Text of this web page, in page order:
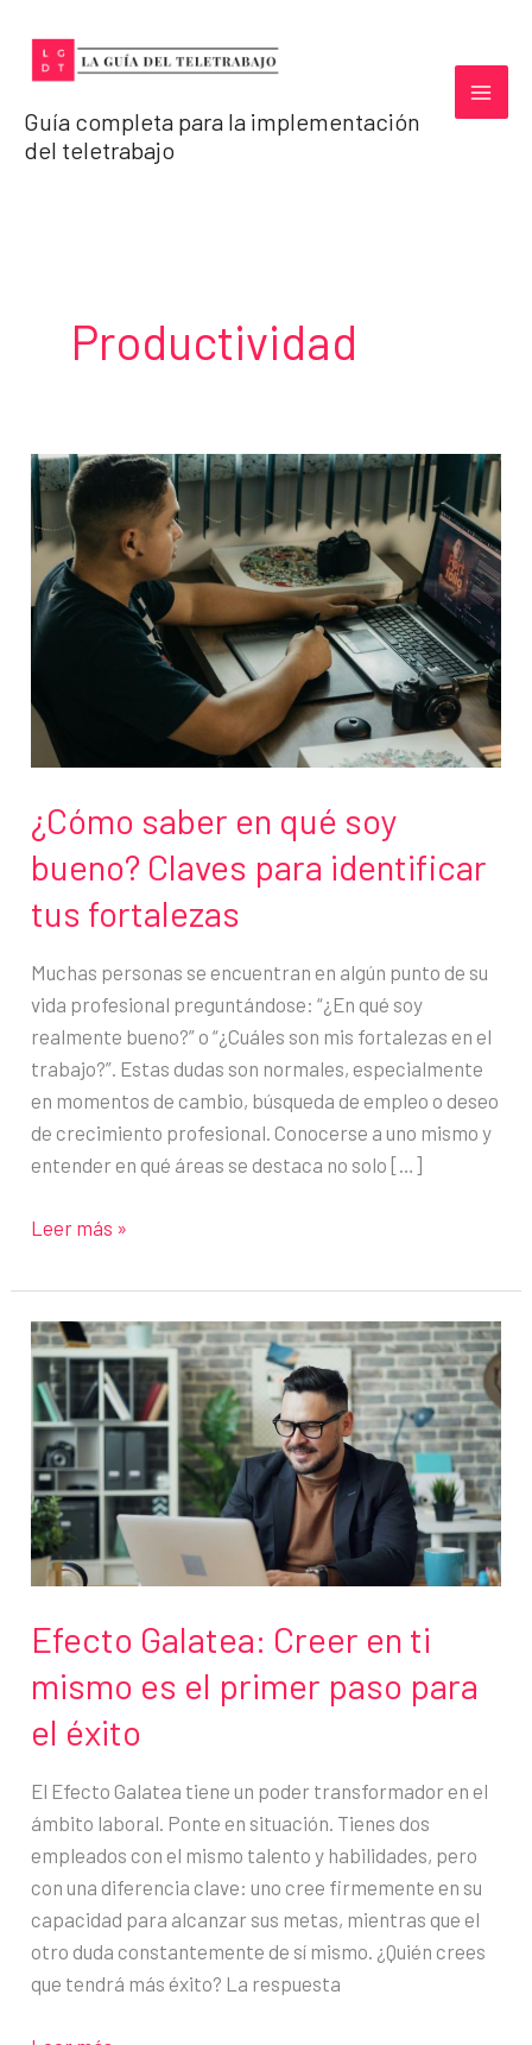
contenido
Guía completa para la implementación
del teletrabajo
Productividad
¿Cómo saber en qué soy
bueno? Claves para identificar
tus fortalezas
Muchas personas se encuentran en algún punto de su
vida profesional preguntándose: “¿En qué soy
realmente bueno?” o “¿Cuáles son mis fortalezas en el
trabajo?”. Estas dudas son normales, especialmente
en momentos de cambio, búsqueda de empleo o deseo
de crecimiento profesional. Conocerse a uno mismo y
entender en qué áreas se destaca no solo […]
¿Cómo
en
qué
soy
bueno?
Claves
para
identificar
tus
fortalezas
Leer más »
Efecto Galatea: Creer en ti
mismo es el primer paso para
el éxito
El Efecto Galatea tiene un poder transformador en el
ámbito laboral. Ponte en situación. Tienes dos
empleados con el mismo talento y habilidades, pero
con una diferencia clave: uno cree firmemente en su
capacidad para alcanzar sus metas, mientras que el
otro duda constantemente de sí mismo. ¿Quién crees
que tendrá más éxito? La respuesta